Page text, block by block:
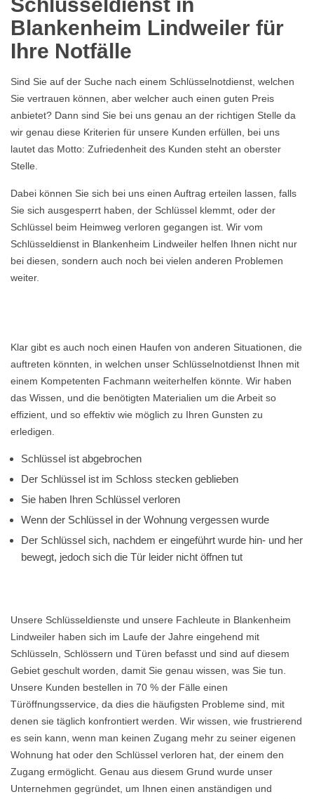
Blankenheim Lindweiler für
Ihre Notfälle
Sind Sie auf der Suche nach einem Schlüsselnotdienst, welchen
Sie vertrauen können, aber welcher auch einen guten Preis
anbietet? Dann sind Sie bei uns genau an der richtigen Stelle da
wir genau diese Kriterien für unsere Kunden erfüllen, bei uns
lautet das Motto: Zufriedenheit des Kunden steht an oberster
Stelle.
Dabei können Sie sich bei uns einen Auftrag erteilen lassen, falls
Sie sich ausgesperrt haben, der Schlüssel klemmt, oder der
Schlüssel beim Heimweg verloren gegangen ist. Wir vom
Schlüsseldienst in Blankenheim Lindweiler helfen Ihnen nicht nur
bei diesen, sondern auch noch bei vielen anderen Problemen
weiter.
Klar gibt es auch noch einen Haufen von anderen Situationen, die
auftreten könnten, in welchen unser Schlüsselnotdienst Ihnen mit
einem Kompetenten Fachmann weiterhelfen könnte. Wir haben
das Wissen, und die benötigten Materialien um die Arbeit so
effizient, und so effektiv wie möglich zu Ihren Gunsten zu
erledigen.
Schlüssel ist abgebrochen
Der Schlüssel ist im Schloss stecken geblieben
Sie haben Ihren Schlüssel verloren
Wenn der Schlüssel in der Wohnung vergessen wurde
Der Schlüssel sich, nachdem er eingeführt wurde hin- und her
bewegt, jedoch sich die Tür leider nicht öffnen tut
Unsere Schlüsseldienste und unsere Fachleute in Blankenheim
Lindweiler haben sich im Laufe der Jahre eingehend mit
Schlüsseln, Schlössern und Türen befasst und sind auf diesem
Gebiet geschult worden, damit Sie genau wissen, was Sie tun.
Unsere Kunden bestellen in 70 % der Fälle einen
Türöffnungsservice, da dies die häufigsten Probleme sind, mit
denen sie täglich konfrontiert werden. Wir wissen, wie frustrierend
es sein kann, wenn man keinen Zugang mehr zu seiner eigenen
Wohnung hat oder den Schlüssel verloren hat, der einem den
Zugang ermöglicht. Genau aus diesem Grund wurde unser
Unternehmen gegründet, um Ihnen einen anständigen und